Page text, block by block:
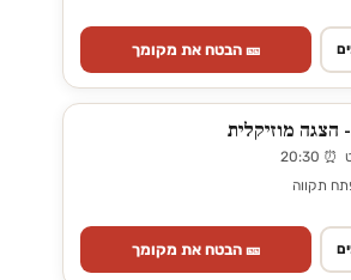
🎫 הבטח את מקומך
תקווה
🎫 הבטח את מקומך